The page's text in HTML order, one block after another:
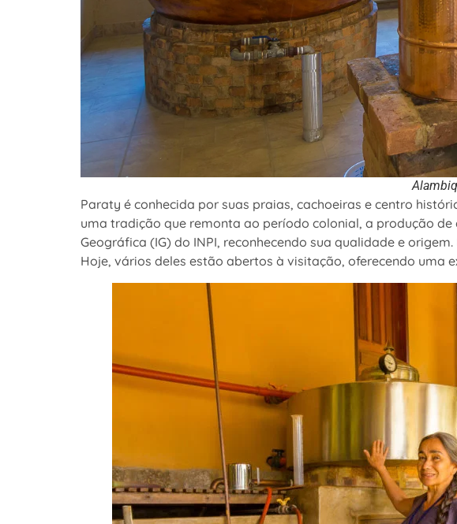
Paraty é conhecida por suas praias, cachoeiras e centro
uma tradição que remonta ao período colonial, a produção
Geográfica (IG) do INPI, reconhecendo sua qualidade e
Hoje, vários deles estão abertos à visitação, oferecendo uma